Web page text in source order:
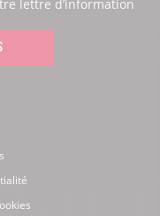
Youtube
lettre d’information